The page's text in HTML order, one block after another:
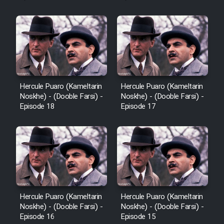
Hercule Puaro (Kameltarin
Noskhe) - (Dooble Farsi) -
Episode 18
Hercule Puaro (Kameltarin
Noskhe) - (Dooble Farsi) -
Episode 17
Hercule Puaro (Kameltarin
Noskhe) - (Dooble Farsi) -
Episode 16
Hercule Puaro (Kameltarin
Noskhe) - (Dooble Farsi) -
Episode 15